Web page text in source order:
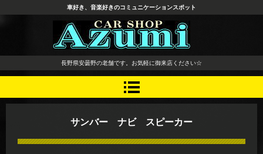
長野県 安曇野市 タイヤ ホ
イール デッドニング カーオ
ーディオ レカロシート
車好き、音楽好きのコミュニケーションスポット
長野県安曇野の老舗です。お気軽に御来店ください☆
サンバー ナビ スピーカー